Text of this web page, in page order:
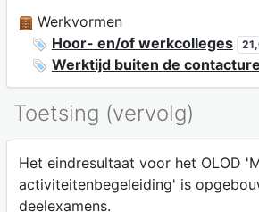
Werkvormen
Hoor- en/of werkcolleges
Werktijd buiten de
Toetsing (vervolg)
Het eindresultaat voor het OLOD
activiteitenbegeleiding' is
deelexamens.